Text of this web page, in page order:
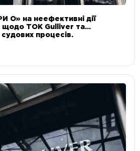
О» на неефективні дії
щодо ТОК Gulliver та
судових процесів.